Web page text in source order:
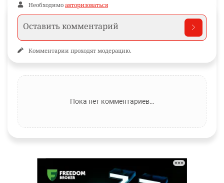
Необходимо авторизоваться
Комментарии проходят модерацию.
Пока нет комментариев…